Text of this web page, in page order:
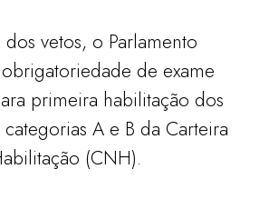
vetos, o Parlamento
de exame
primeira habilitação dos
A e B da Carteira
(CNH).